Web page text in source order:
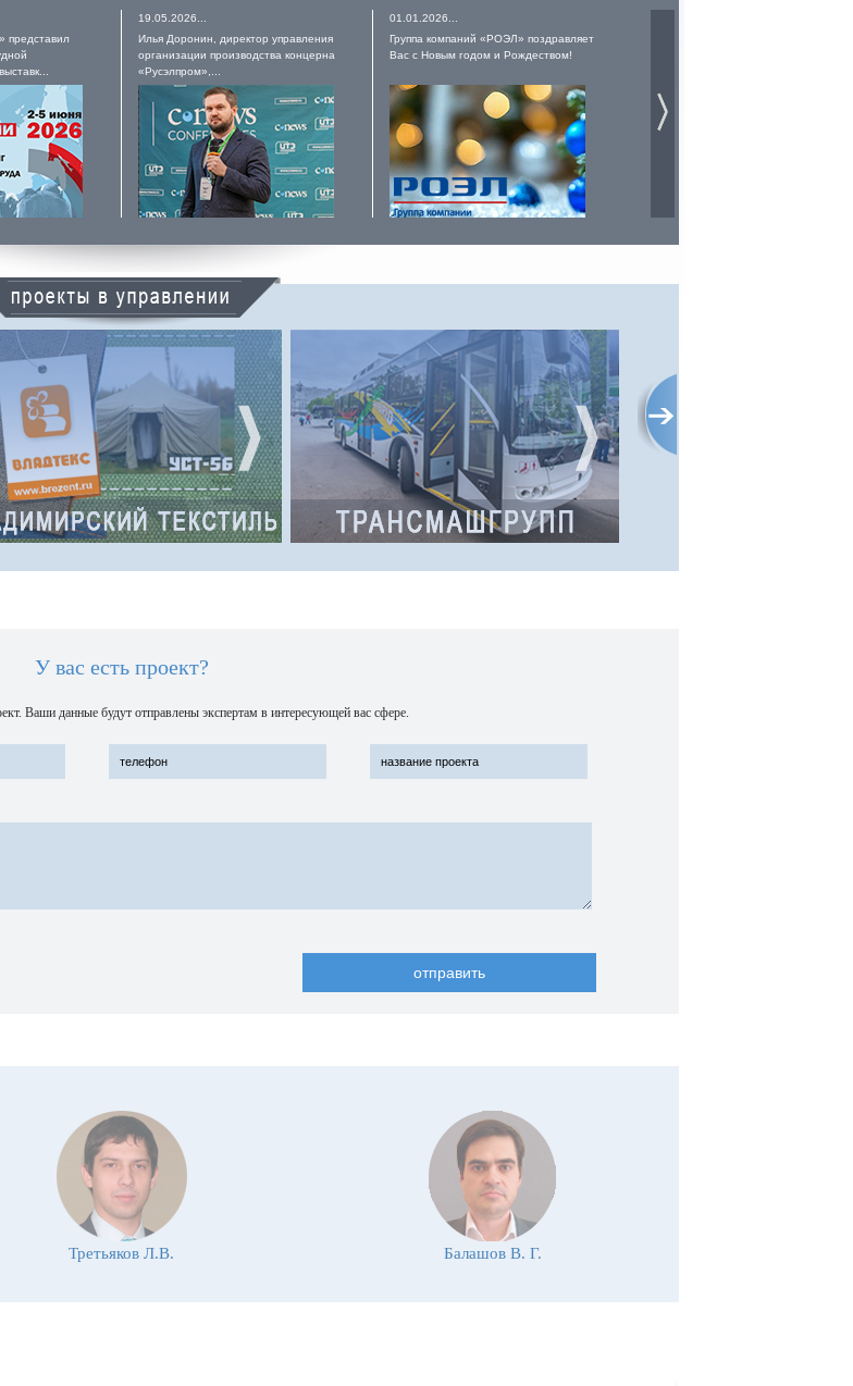
представил
19.05.2026...
Илья Доронин, директор управления
организации производства концерна
«Русэлпром»,...
01.01.2026...
Группа компаний «РОЭЛ» поздравляет
Вас с Новым годом и Рождеством!
ВЛАДИМИРСКИЙ ТЕКСТИЛЬ
Холдинговая компания «Владимирский
текстиль» – промышленная группа,
осуществляющая производство
технических тканей, спецодежды,
армейских палаток и др. изделий
технического назначения
Адрес интернет-сайта:
http://brezent.ru/
ТРАНСМАШГРУПП
Компания работает на рынке средств
транспорта с 2000 года. Сегодня
«Трансмаш Групп» входит в число
крупнейших поставщиков
транспортных средств в России.
У вас есть проект?
Ваши данные будут отправлены экспертам в интересующей вас сфере.
Третьяков Л.В. Балашов В. Г.